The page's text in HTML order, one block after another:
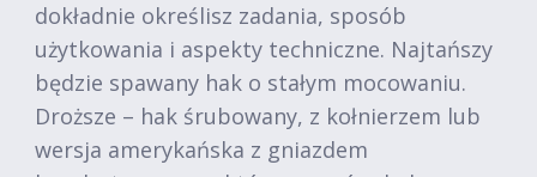
dokładnie określisz zadania, sposób
użytkowania i aspekty techniczne. Najtańszy
będzie spawany hak o stałym mocowaniu.
Droższe – hak śrubowany, z kołnierzem lub
wersja amerykańska z gniazdem